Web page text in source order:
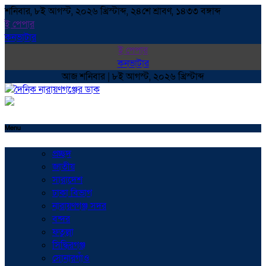
শনিবার, ৮ই আগস্ট, ২০২৬ খ্রিস্টাব্দ, ২৪শে শ্রাবণ, ১৪৩৩ বঙ্গাব্দ
ই পেপার
কনভাটার
ই পেপার
কনভাটার
আজ শনিবার | ৮ই আগস্ট, ২০২৬ খ্রিস্টাব্দ
Menu
প্রচ্ছদ
জাতীয়
সারাদেশ
ঢাকা বিভাগ
নারায়ণগঞ্জ সদর
বন্দর
ফতুল্লা
সিদ্ধিরগঞ্জ
সোনারগাঁও